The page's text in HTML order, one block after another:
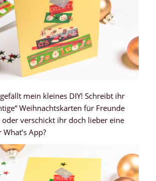
mein kleines DIY! Schreibt ihr
Weihnachtskarten für Freunde
verschickt ihr doch lieber eine
App?